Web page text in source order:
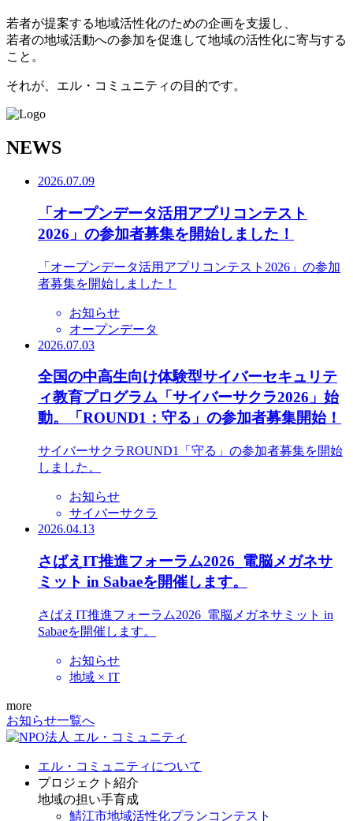
若者が提案する地域活性化のための企画を支援し、
若者の地域活動への参加を促進して地域の活性化に寄与する
こと。
それが、エル・コミュニティの目的です。
NEWS
2026.07.09
「オープンデータ活用アプリコンテスト
2026」の参加者募集を開始しました！
「オープンデータ活用アプリコンテスト2026」の参加
者募集を開始しました！
お知らせ
オープンデータ
2026.07.03
全国の中高生向け体験型サイバーセキュリテ
ィ教育プログラム「サイバーサクラ2026」始
動。「ROUND1：守る」の参加者募集開始！
サイバーサクラROUND1「守る」の参加者募集を開始
しました。
お知らせ
サイバーサクラ
2026.04.13
さばえIT推進フォーラム2026_電脳メガネサ
ミット in Sabaeを開催します。
さばえIT推進フォーラム2026_電脳メガネサミット in
Sabaeを開催します。
お知らせ
地域 × IT
more
お知らせ一覧へ
エル・コミュニティについて
プロジェクト紹介
地域の担い手育成
鯖江市地域活性化プランコンテスト